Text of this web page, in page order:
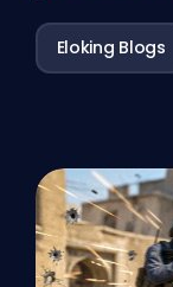
Eloking Blogs